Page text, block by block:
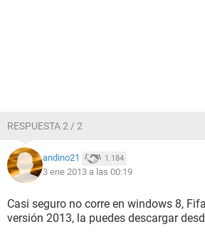
RESPUESTA 2 / 2
andino21 1.184
3 ene 2013 a las 00:19
Casi seguro no corre en windows 8,
versión 2013, la puedes descargar